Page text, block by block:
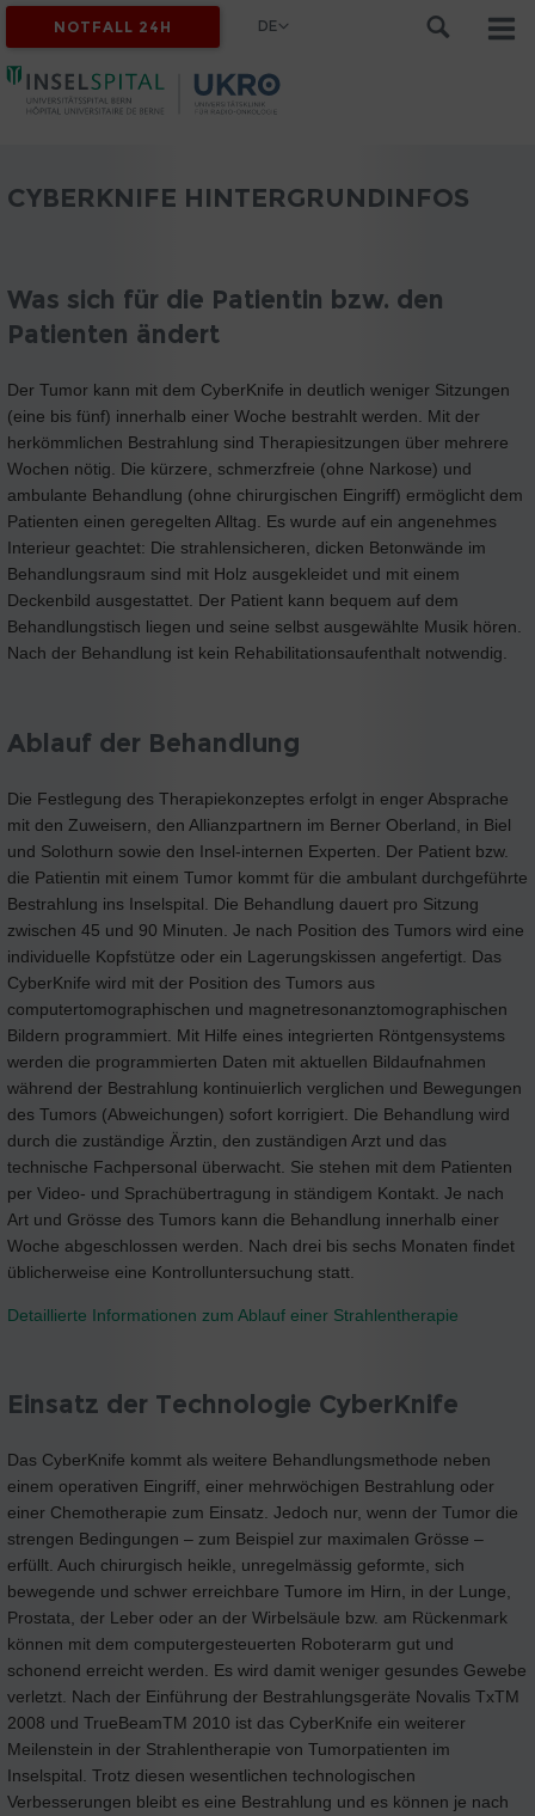
NOTFALL 24H DE
CYBERKNIFE HINTERGRUNDINFOS
Was sich für die Patientin bzw. den
Patienten ändert
Der Tumor kann mit dem CyberKnife in deutlich weniger Sitzungen
(eine bis fünf) innerhalb einer Woche bestrahlt werden. Mit der
herkömmlichen Bestrahlung sind Therapiesitzungen über mehrere
Wochen nötig. Die kürzere, schmerzfreie (ohne Narkose) und
ambulante Behandlung (ohne chirurgischen Eingriff) ermöglicht dem
Patienten einen geregelten Alltag. Es wurde auf ein angenehmes
Interieur geachtet: Die strahlensicheren, dicken Betonwände im
Behandlungsraum sind mit Holz ausgekleidet und mit einem
Deckenbild ausgestattet. Der Patient kann bequem auf dem
Behandlungstisch liegen und seine selbst ausgewählte Musik hören.
Nach der Behandlung ist kein Rehabilitationsaufenthalt notwendig.
Ablauf der Behandlung
Die Festlegung des Therapiekonzeptes erfolgt in enger Absprache
mit den Zuweisern, den Allianzpartnern im Berner Oberland, in Biel
und Solothurn sowie den Insel-internen Experten. Der Patient bzw.
die Patientin mit einem Tumor kommt für die ambulant durchgeführte
Bestrahlung ins Inselspital. Die Behandlung dauert pro Sitzung
zwischen 45 und 90 Minuten. Je nach Position des Tumors wird eine
individuelle Kopfstütze oder ein Lagerungskissen angefertigt. Das
CyberKnife wird mit der Position des Tumors aus
computertomographischen und magnetresonanztomographischen
Bildern programmiert. Mit Hilfe eines integrierten Röntgensystems
werden die programmierten Daten mit aktuellen Bildaufnahmen
während der Bestrahlung kontinuierlich verglichen und Bewegungen
des Tumors (Abweichungen) sofort korrigiert. Die Behandlung wird
durch die zuständige Ärztin, den zuständigen Arzt und das
technische Fachpersonal überwacht. Sie stehen mit dem Patienten
per Video- und Sprachübertragung in ständigem Kontakt. Je nach
Art und Grösse des Tumors kann die Behandlung innerhalb einer
Woche abgeschlossen werden. Nach drei bis sechs Monaten findet
üblicherweise eine Kontrolluntersuchung statt.
Detaillierte Informationen zum Ablauf einer Strahlentherapie
Einsatz der Technologie CyberKnife
Das CyberKnife kommt als weitere Behandlungsmethode neben
einem operativen Eingriff, einer mehrwöchigen Bestrahlung oder
einer Chemotherapie zum Einsatz. Jedoch nur, wenn der Tumor die
strengen Bedingungen – zum Beispiel zur maximalen Grösse –
erfüllt. Auch chirurgisch heikle, unregelmässig geformte, sich
bewegende und schwer erreichbare Tumore im Hirn, in der Lunge,
Prostata, der Leber oder an der Wirbelsäule bzw. am Rückenmark
können mit dem computergesteuerten Roboterarm gut und
schonend erreicht werden. Es wird damit weniger gesundes Gewebe
verletzt. Nach der Einführung der Bestrahlungsgeräte Novalis TxTM
2008 und TrueBeamTM 2010 ist das CyberKnife ein weiterer
Meilenstein in der Strahlentherapie von Tumorpatienten im
Inselspital. Trotz diesen wesentlichen technologischen
Verbesserungen bleibt es eine Bestrahlung und es können je nach